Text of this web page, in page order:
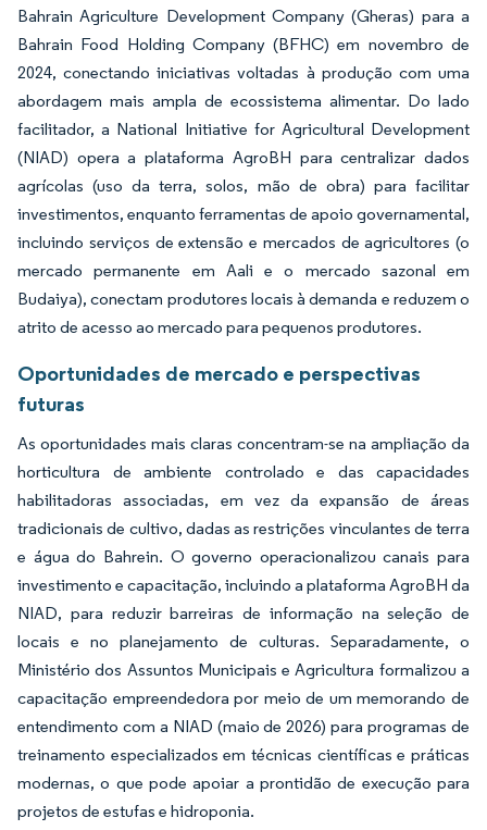
Bahrain Agriculture Development Company (Gheras) para a
Bahrain Food Holding Company (BFHC) em novembro de
2024, conectando iniciativas voltadas à produção com uma
abordagem mais ampla de ecossistema alimentar. Do lado
facilitador, a National Initiative for Agricultural Development
(NIAD) opera a plataforma AgroBH para centralizar dados
agrícolas (uso da terra, solos, mão de obra) para facilitar
investimentos, enquanto ferramentas de apoio governamental,
incluindo serviços de extensão e mercados de agricultores (o
mercado permanente em Aali e o mercado sazonal em
Budaiya), conectam produtores locais à demanda e reduzem o
atrito de acesso ao mercado para pequenos produtores.
Oportunidades de mercado e perspectivas
futuras
As oportunidades mais claras concentram-se na ampliação da
horticultura de ambiente controlado e das capacidades
habilitadoras associadas, em vez da expansão de áreas
tradicionais de cultivo, dadas as restrições vinculantes de terra
e água do Bahrein. O governo operacionalizou canais para
investimento e capacitação, incluindo a plataforma AgroBH da
NIAD, para reduzir barreiras de informação na seleção de
locais e no planejamento de culturas. Separadamente, o
Ministério dos Assuntos Municipais e Agricultura formalizou a
capacitação empreendedora por meio de um memorando de
entendimento com a NIAD (maio de 2026) para programas de
treinamento especializados em técnicas científicas e práticas
modernas, o que pode apoiar a prontidão de execução para
projetos de estufas e hidroponia.